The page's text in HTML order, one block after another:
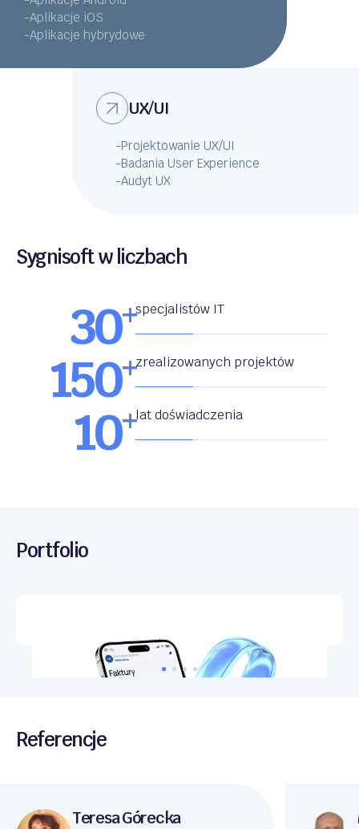
-Aplikacje iOS
-Aplikacje hybrydowe
UX/UI
-Projektowanie UX/UI
-Badania User Experience
-Audyt UX
Sygnisoft w liczbach
30+specjalistów IT
150+zrealizowanych projektów
10+lat doświadczenia
Portfolio
Referencje
Teresa Górecka